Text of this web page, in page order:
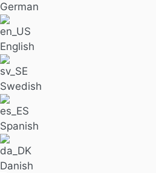
German
English
Swedish
Spanish
Danish